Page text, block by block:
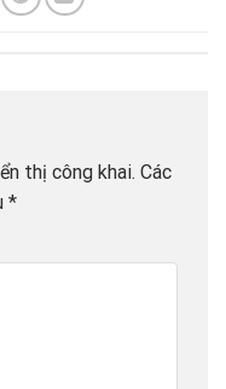
thị công khai. Các
*